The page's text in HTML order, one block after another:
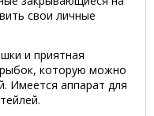
свои личные
и приятная
рыбок, которую можно
Имеется аппарат для